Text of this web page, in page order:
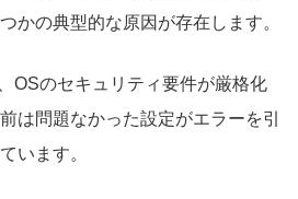
かの典型的な原因が存在します。
OSのセキュリティ要件が厳格化
は問題なかった設定がエラーを引
います。